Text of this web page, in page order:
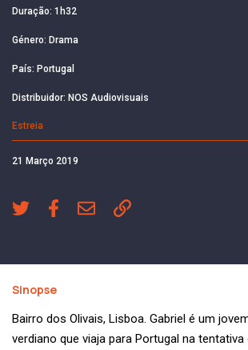
Duração: 1h32
Género: Drama
País: Portugal
Distribuidor: NOS Audiovisuais
Estreia
21 Março 2019
Sinopse
Bairro dos Olivais, Lisboa. Gabriel é um
verdiano que viaja para Portugal na